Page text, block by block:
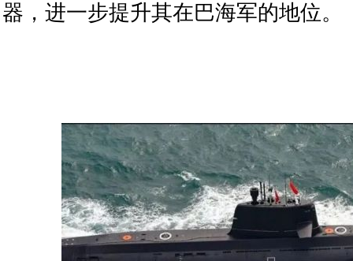
器，进一步提升其在巴海军的地位。